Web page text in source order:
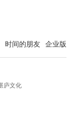
时间的朋友 企业版
庐文化